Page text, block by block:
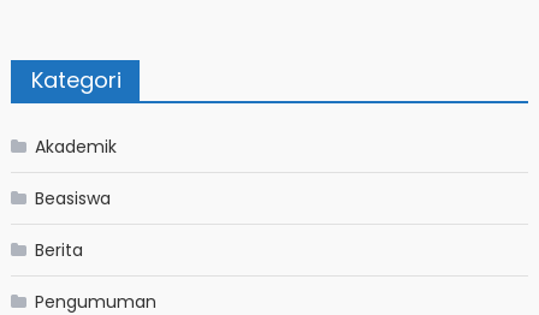
Kategori
Akademik
Beasiswa
Berita
Pengumuman